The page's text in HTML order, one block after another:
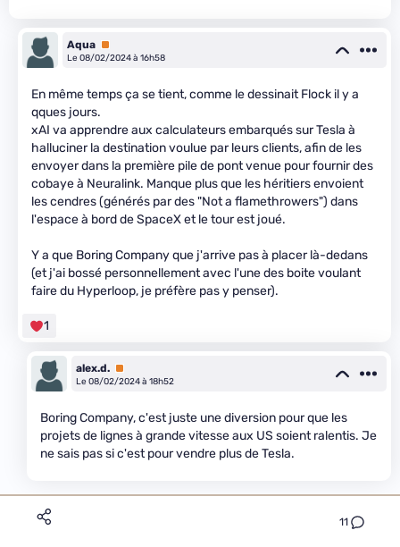
11
Aqua Premium
Le 08/02/2024 à 16h58
En même temps ça se tient, comme le dessinait Flock il y a
qques jours.
xAI va apprendre aux calculateurs embarqués sur Tesla à
halluciner la destination voulue par leurs clients, afin de les
envoyer dans la première pile de pont venue pour fournir des
cobaye à Neuralink. Manque plus que les héritiers envoient
les cendres (générés par des "Not a flamethrowers") dans
l'espace à bord de SpaceX et le tour est joué.
Y a que Boring Company que j'arrive pas à placer là-dedans
(et j'ai bossé personnellement avec l'une des boite voulant
faire du Hyperloop, je préfère pas y penser).
1
alex.d. Premium
Le 08/02/2024 à 18h52
Boring Company, c'est juste une diversion pour que les
projets de lignes à grande vitesse aux US soient ralentis. Je
ne sais pas si c'est pour vendre plus de Tesla.